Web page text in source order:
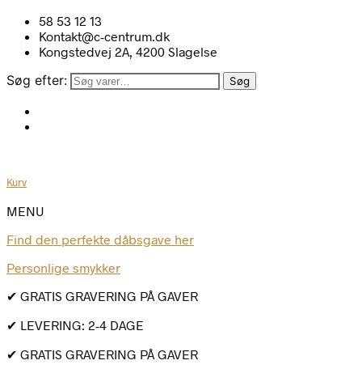
58 53 12 13
Kontakt@c-centrum.dk
Kongstedvej 2A, 4200 Slagelse
Søg efter: Søg
Kurv
MENU
Find den perfekte dåbsgave her
Personlige smykker
✔ GRATIS GRAVERING PÅ GAVER
✔ LEVERING: 2-4 DAGE
✔ GRATIS GRAVERING PÅ GAVER